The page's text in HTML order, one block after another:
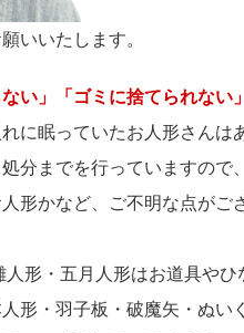
いいたします。
い」「ゴミに捨てられない
に眠っていたお人形さんは
分までを行っていますので
形かなど、ご不明な点がご
人形・五月人形はお道具や
形・羽子板・破魔矢・ぬい